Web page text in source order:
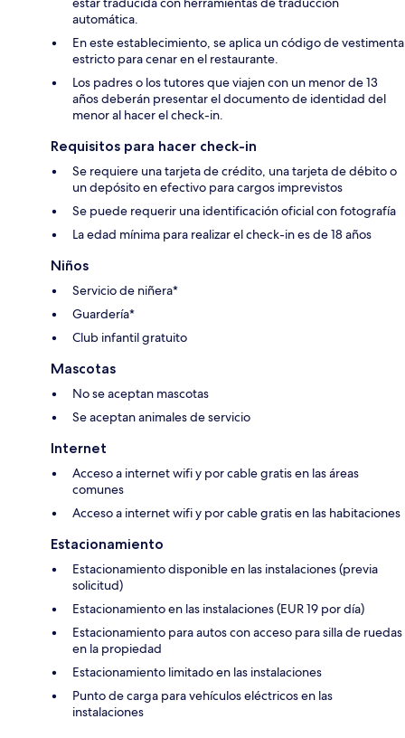
automática.
En este establecimiento, se aplica un código de vestimenta
estricto para cenar en el restaurante.
Los padres o los tutores que viajen con un menor de 13
años deberán presentar el documento de identidad del
menor al hacer el check-in.
Requisitos para hacer check-in
Se requiere una tarjeta de crédito, una tarjeta de débito o
un depósito en efectivo para cargos imprevistos
Se puede requerir una identificación oficial con fotografía
La edad mínima para realizar el check-in es de 18 años
Niños
Servicio de niñera*
Guardería*
Club infantil gratuito
Mascotas
No se aceptan mascotas
Se aceptan animales de servicio
Internet
Acceso a internet wifi y por cable gratis en las áreas
comunes
Acceso a internet wifi y por cable gratis en las habitaciones
Estacionamiento
Estacionamiento disponible en las instalaciones (previa
solicitud)
Estacionamiento en las instalaciones (EUR 19 por día)
Estacionamiento para autos con acceso para silla de ruedas
en la propiedad
Estacionamiento limitado en las instalaciones
Punto de carga para vehículos eléctricos en las
instalaciones